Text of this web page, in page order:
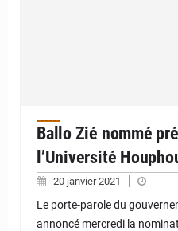
Ballo Zié nommé
l’Université
20 janvier 2021
Le porte-parole du
annoncé mercredi la